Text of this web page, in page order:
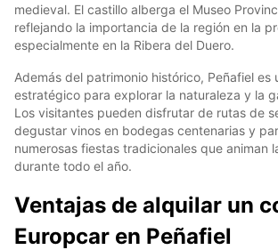
medieval. El castillo alberga el Museo
reflejando la importancia de la región en la
especialmente en la Ribera del Duero.
Además del patrimonio histórico, Peñafiel es
estratégico para explorar la naturaleza y la
Los visitantes pueden disfrutar de rutas de
degustar vinos en bodegas centenarias y
numerosas fiestas tradicionales que animan
durante todo el año.
Ventajas de alquilar un
Europcar en Peñafiel